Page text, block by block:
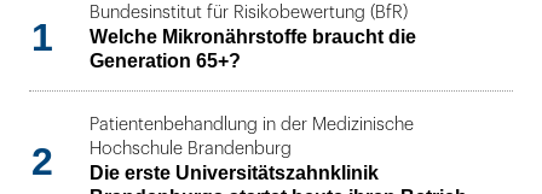
1
Bundesinstitut für Risikobewertung (BfR)
Welche Mikronährstoffe braucht die
Generation 65+?
2
Patientenbehandlung in der Medizinische
Hochschule Brandenburg
Die erste Universitätszahnklinik